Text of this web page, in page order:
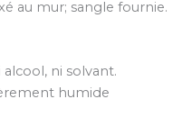
au mur; sangle fournie.
ni solvant.
humide